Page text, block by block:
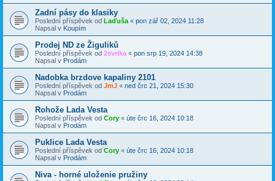
Zadní pásy do klasiky
Poslední příspěvek od Laďuša « pon zář 02, 2024 11:28
Napsal v Koupím
Prodej ND ze Žiguliků
Poslední příspěvek od 2evrika « pon srp 19, 2024 14:38
Napsal v Prodám
Nadobka brzdove kapaliny 2101
Poslední příspěvek od JmJ « ned črc 21, 2024 15:30
Napsal v Prodám
Rohože Lada Vesta
Poslední příspěvek od Cory « úte črc 16, 2024 10:18
Napsal v Prodám
Puklice Lada Vesta
Poslední příspěvek od Cory « úte črc 16, 2024 10:18
Napsal v Prodám
Niva - horné uloženie pružiny